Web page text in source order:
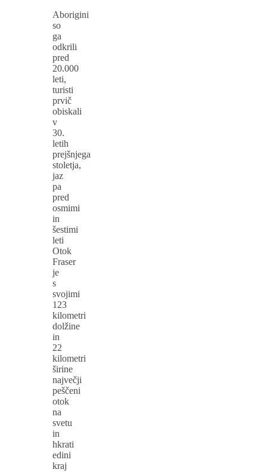
Aborigini
so
ga
odkrili
pred
20.000
leti,
turisti
prvič
obiskali
v
30.
letih
prejšnjega
stoletja,
jaz
pa
pred
osmimi
in
šestimi
leti
Otok
Fraser
je
s
svojimi
123
kilometri
dolžine
in
22
kilometri
širine
največji
peščeni
otok
na
svetu
in
hkrati
edini
kraj